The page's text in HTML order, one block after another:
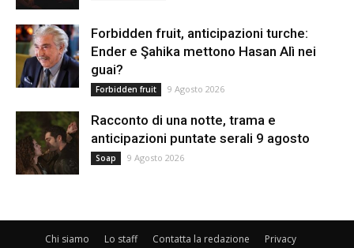
Forbidden fruit, anticipazioni turche:
Ender e Şahika mettono Hasan Alì nei
guai?
Forbidden fruit 9 Agosto 2026
Racconto di una notte, trama e
anticipazioni puntate serali 9 agosto
Soap 9 Agosto 2026
Chi siamo Lo staff Contatta la redazione Privacy